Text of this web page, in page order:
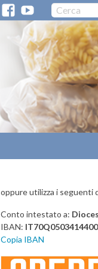
F
o
o
Y
o
u
t
u
b
e
PARROCCHIE/
oppure utilizza i seguenti
Conto intestato a:
IBAN:
Copia IBAN